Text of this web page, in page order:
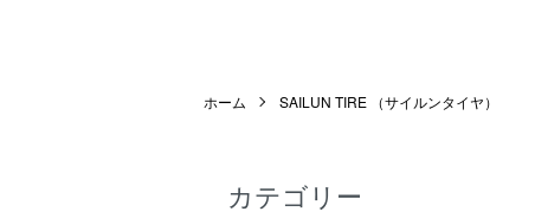
ホーム SAILUN TIRE （サイルンタイヤ）
カテゴリー